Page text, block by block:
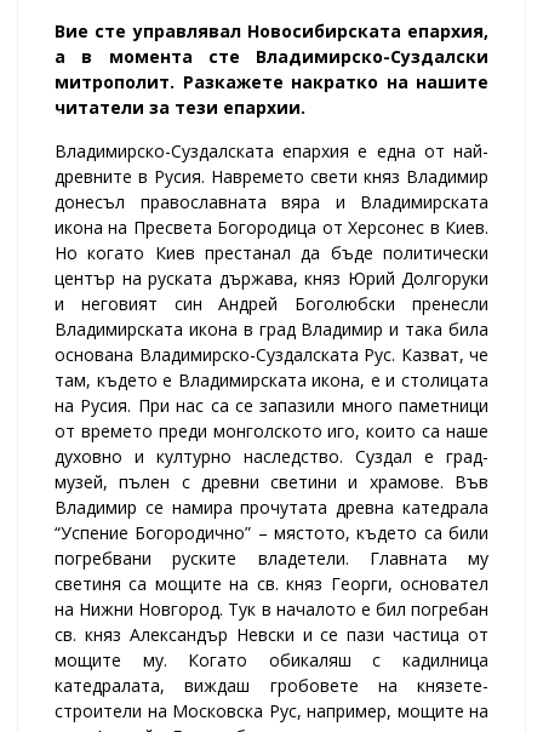
Вие сте управлявал Новосибирската епархия,
а в момента сте Владимирско-Суздалски
митрополит. Разкажете накратко на нашите
читатели за тези епархии.
Владимирско-Суздалската епархия е една от най-
древните в Русия. Навремето свети княз Владимир
донесъл православната вяра и Владимирската
икона на Пресвета Богородица от Херсонес в Киев.
Но когато Киев престанал да бъде политически
център на руската държава, княз Юрий Долгоруки
и неговият син Андрей Боголюбски пренесли
Владимирската икона в град Владимир и така била
основана Владимирско-Суздалската Рус. Казват, че
там, където е Владимирската икона, е и столицата
на Русия. При нас са се запазили много паметници
от времето преди монголското иго, които са наше
духовно и културно наследство. Суздал е град-
музей, пълен с древни светини и храмове. Във
Владимир се намира прочутата древна катедрала
“Успение Богородично” – мястото, където са били
погребвани руските владетели. Главната му
светиня са мощите на св. княз Георги, основател
на Нижни Новгород. Тук в началото е бил погребан
св. княз Александър Невски и се пази частица от
мощите му. Когато обикаляш с кадилница
катедралата, виждаш гробовете на князете-
строители на Московска Рус, например, мощите на